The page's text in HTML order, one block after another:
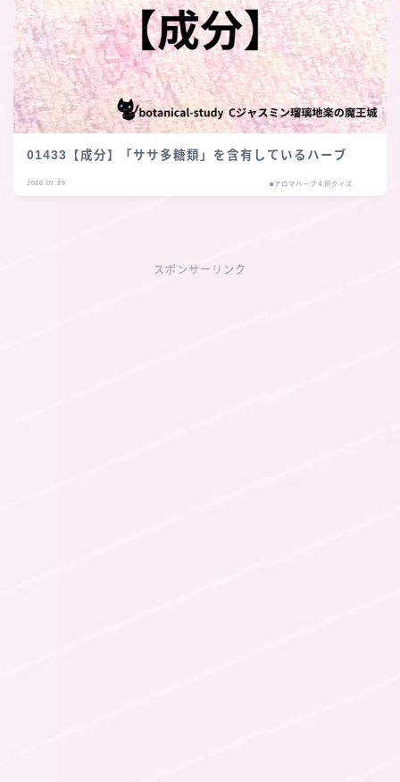
01433【成分】「ササ多糖類」を含有しているハーブ
2026.07.29 ■アロマハーブ４択クイズ
スポンサーリンク